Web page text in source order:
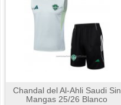
Chandal del Al-Ahli Saudi Sin
Mangas 25/26 Blanco